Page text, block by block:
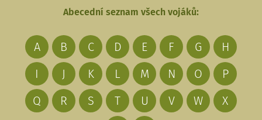
Abecední seznam všech vojáků:
A B C D E F G
H
I
J K L M N O
P
Q
R S T U V W
X